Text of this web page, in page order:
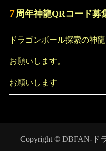
7 周年神龍QRコード募
ドラゴンボール探索の神
お願いします。
お願いします
Copyright © DBFAN-ド